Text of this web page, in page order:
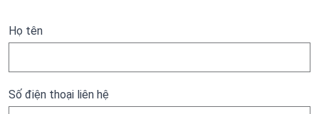
Họ tên
Số điện thoại liên hệ